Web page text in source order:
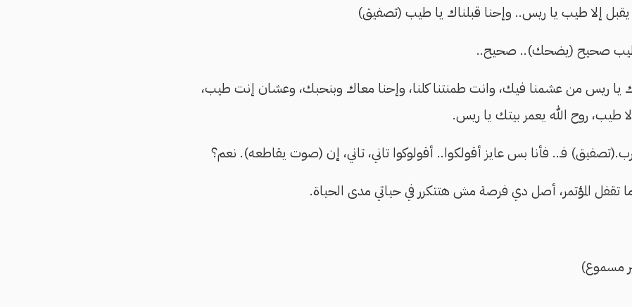
إلا طيب يا ريس.. وإحنا قبلناك يا طيب (تصفيق)
طيب صحيح (يضحك).. صحيح..
يا ريس من عشمنا فيك، وانت طمنتنا كلنا، وإحنا معاك وبنحبك، وعشان إنت طيب،
طيب، روح الله يعمر بيتك يا ريس.
فـ.. فأنا بس عايز أقولكوا.. أقولوكوا تاني، تاني، إن (صوت يقاطعه). نعم؟
المؤتمر، أصل دي فرصة مش هتتكرر في حياتي مدى الحياة.
مسموع)